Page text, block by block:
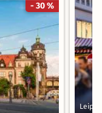
- 30 %